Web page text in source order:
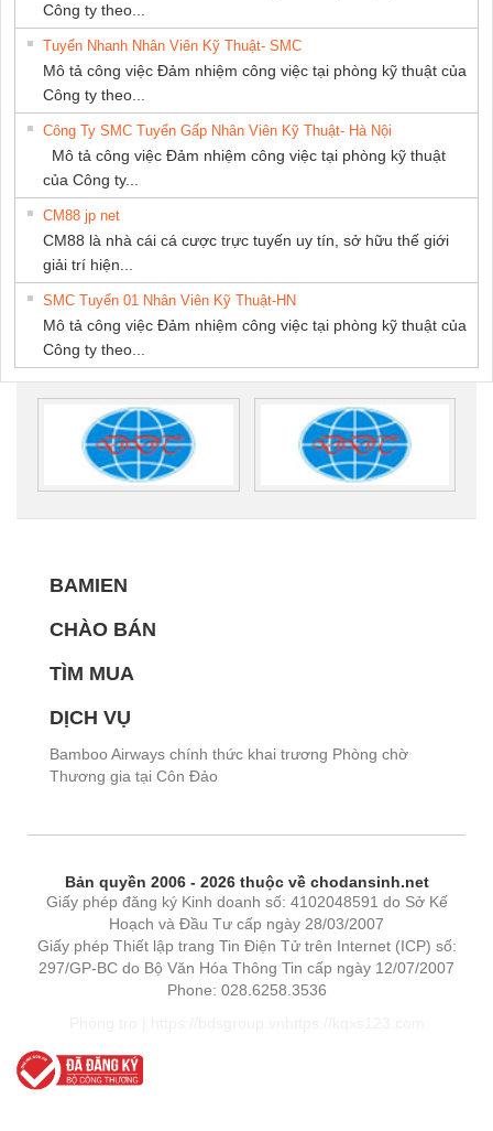
Công ty theo...
Tuyển Nhanh Nhân Viên Kỹ Thuật- SMC
Mô tả công việc Đảm nhiệm công việc tại phòng kỹ thuật của
Công ty theo...
Công Ty SMC Tuyển Gấp Nhân Viên Kỹ Thuật- Hà Nội
Mô tả công việc Đảm nhiệm công việc tại phòng kỹ thuật
của Công ty...
CM88 jp net
CM88 là nhà cái cá cược trực tuyến uy tín, sở hữu thế giới
giải trí hiện...
SMC Tuyển 01 Nhân Viên Kỹ Thuật-HN
Mô tả công việc Đảm nhiệm công việc tại phòng kỹ thuật của
Công ty theo...
BAMIEN
CHÀO BÁN
TÌM MUA
DỊCH VỤ
Bamboo Airways chính thức khai trương Phòng chờ
Thương gia tại Côn Đảo
Bản quyền 2006 - 2026 thuộc về chodansinh.net
Giấy phép đăng ký Kinh doanh số: 4102048591 do Sở Kế
Hoạch và Đầu Tư cấp ngày 28/03/2007
Giấy phép Thiết lập trang Tin Điện Tử trên Internet (ICP) số:
297/GP-BC do Bộ Văn Hóa Thông Tin cấp ngày 12/07/2007
Phone: 028.6258.3536